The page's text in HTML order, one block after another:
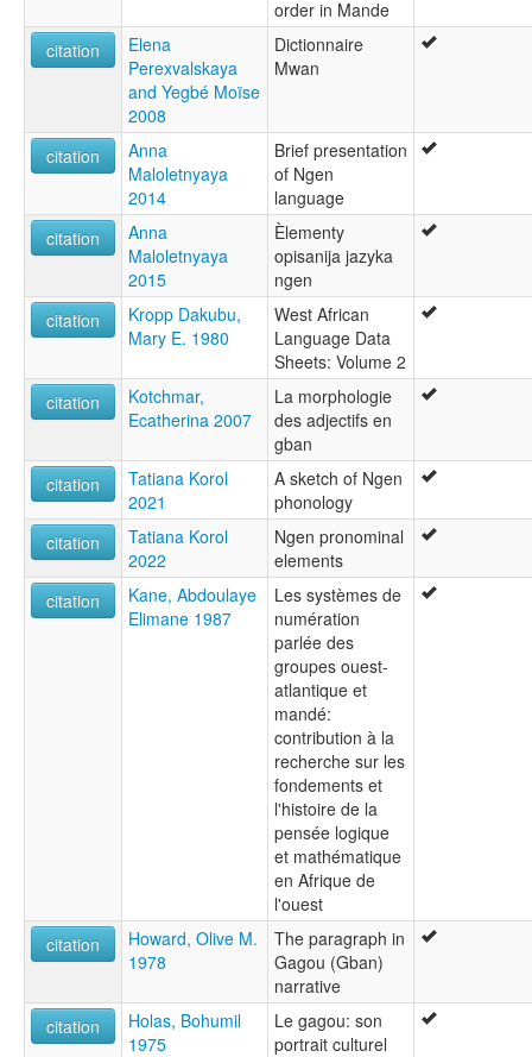
order in Mande
citation
Elena
Perexvalskaya
and Yegbé Moïse
2008
Dictionnaire
Mwan
citation
Anna
Maloletnyaya
2014
Brief presentation
of Ngen
language
citation
Anna
Maloletnyaya
2015
Èlementy
opisanija jazyka
ngen
citation
Kropp Dakubu,
Mary E. 1980
West African
Language Data
Sheets: Volume 2
citation
Kotchmar,
Ecatherina 2007
La morphologie
des adjectifs en
gban
citation
Tatiana Korol
2021
A sketch of Ngen
phonology
citation
Tatiana Korol
2022
Ngen pronominal
elements
citation
Kane, Abdoulaye
Elimane 1987
Les systèmes de
numération
parlée des
groupes ouest-
atlantique et
mandé:
contribution à la
recherche sur les
fondements et
l'histoire de la
pensée logique
et mathématique
en Afrique de
l'ouest
citation
Howard, Olive M.
1978
The paragraph in
Gagou (Gban)
narrative
citation
Holas, Bohumil
1975
Le gagou: son
portrait culturel